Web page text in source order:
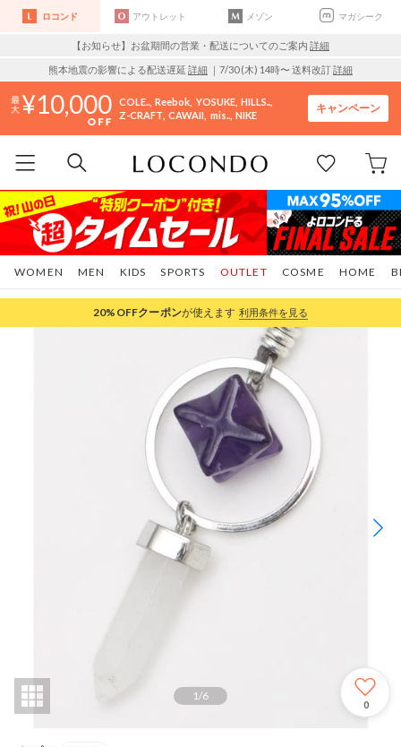
ロコンド アウトレット メゾン マガシーク
【お知らせ】お盆期間の営業・配送についてのご案内 詳細
熊本地震の影響による配送遅延 詳細 ｜7/30 (木) 14時〜 送料改訂詳細
10,000 COLE.. Reebok YOSUKE HILLS..
Z-CRAFT CAWAII mis.. NIKE
キャンペーン
WOMEN MEN KIDS SPORTS COSME HOME
OUTLET
20%OFFクーポンが使えます 利用条件を見る
1/6
0